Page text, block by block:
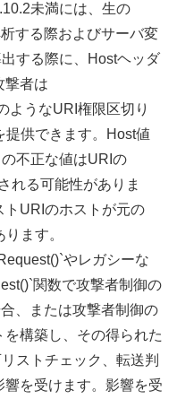
未満には、生の
する際およびサーバ変
する際に、Hostヘッダ
撃者は
ようなURI権限区切り
提供できます。Host値
不正な値はURIの
れる可能性がありま
URIのホストが元の
ます。
やレガシーな
関数で攻撃者制御の
、または攻撃者制御の
構築し、その得られた
ストチェック、転送判
を受けます。影響を受